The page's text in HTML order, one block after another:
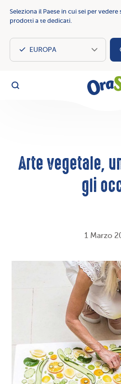
Seleziona il Paese in cui sei per
prodotti a te dedicati.
Cerca
Arte vegetale,
gli
1 Marzo